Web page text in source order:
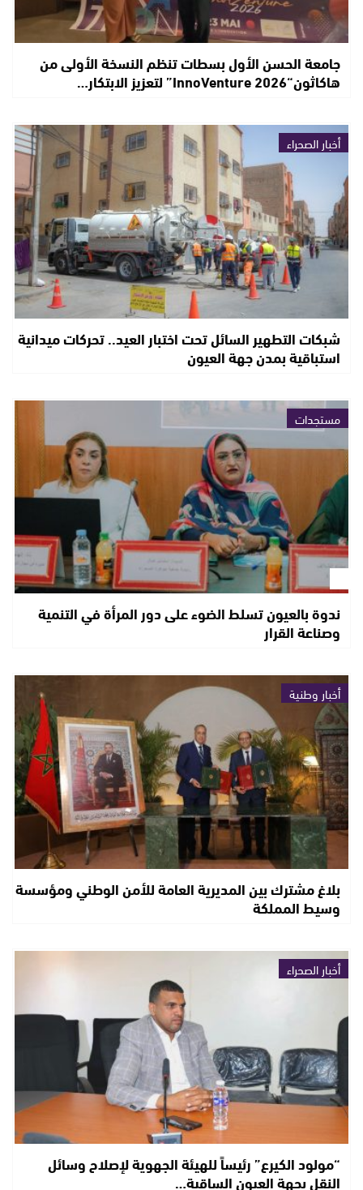
جامعة الحسن الأول بسطات تنظم النسخة الأولى من
هاكاثون“InnoVenture 2026” لتعزيز الابتكار…
أخبار الصحراء
شبكات التطهير السائل تحت اختبار العيد.. تحركات ميدانية
استباقية بمدن جهة العيون
مستجدات
ندوة بالعيون تسلط الضوء على دور المرأة في التنمية
وصناعة القرار
أخبار وطنية
بلاغ مشترك بين المديرية العامة للأمن الوطني ومؤسسة
وسيط المملكة
أخبار الصحراء
“مولود الكيرع” رئيساً للهيئة الجهوية لإصلاح وسائل
النقل بجهة العيون الساقية…